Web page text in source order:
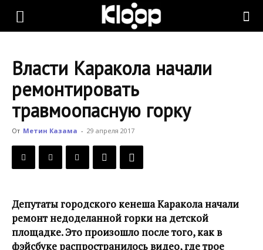
KLOOP.KG
Новости
Кыргызстана
Власти Каракола начали
ремонтировать
травмоопасную горку
От Метин Казама - 29 апреля 2017
Депутаты городского кенеша Каракола начали
ремонт недоделанной горки на детской
площадке. Это произошло после того, как в
фэйсбуке распространилось видео, где трое